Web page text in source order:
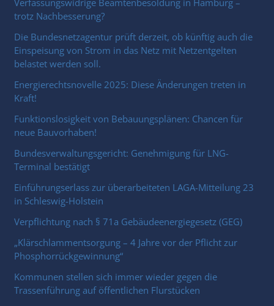
trotz Nachbesserung?
Die Bundesnetzagentur prüft derzeit, ob künftig auch die
Einspeisung von Strom in das Netz mit Netzentgelten
belastet werden soll.
Energierechtsnovelle 2025: Diese Änderungen treten in
Kraft!
Funktionslosigkeit von Bebauungsplänen: Chancen für
neue Bauvorhaben!
Bundesverwaltungsgericht: Genehmigung für LNG-
Terminal bestätigt
Einführungserlass zur überarbeiteten LAGA-Mitteilung 23
in Schleswig-Holstein
Verpflichtung nach § 71a Gebäudeenergiegesetz (GEG)
„Klärschlammentsorgung – 4 Jahre vor der Pflicht zur
Phosphorrückgewinnung“
Kommunen stellen sich immer wieder gegen die
Trassenführung auf öffentlichen Flurstücken